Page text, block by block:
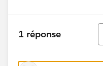
1 réponse
Tri